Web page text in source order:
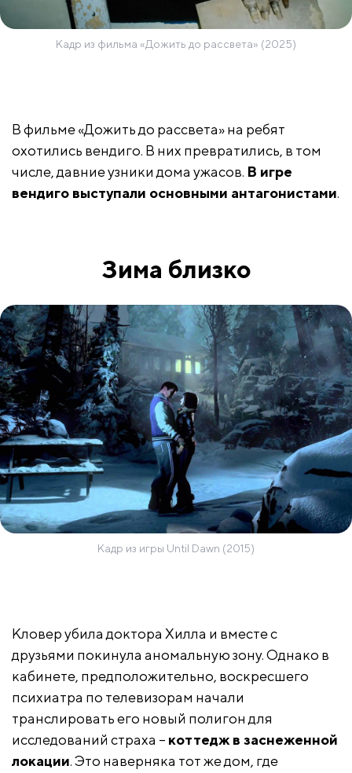
Кадр из фильма «Дожить до рассвета» (2025)
В фильме «Дожить до рассвета» на ребят
охотились вендиго. В них превратились, в том
числе, давние узники дома ужасов. В игре
вендиго выступали основными антагонистами.
Зима близко
Кадр из игры Until Dawn (2015)
Кловер убила доктора Хилла и вместе с
друзьями покинула аномальную зону. Однако в
кабинете, предположительно, воскресшего
психиатра по телевизорам начали
транслировать его новый полигон для
исследований страха – коттедж в заснеженной
локации. Это наверняка тот же дом, где